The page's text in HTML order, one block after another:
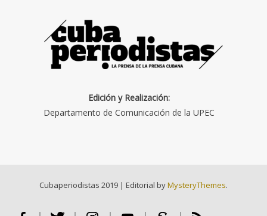
Edición y Realización:
Departamento de Comunicación de la UPEC
Cubaperiodistas 2019 | Editorial byMysteryThemes.